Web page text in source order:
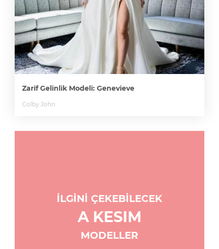
Zarif Gelinlik Modeli: Genevieve
Colby John
İLGİNİ ÇEKEBİLECEK
A KESIM
MODELLER